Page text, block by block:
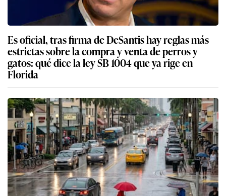
Es oficial, tras firma de DeSantis hay reglas más
estrictas sobre la compra y venta de perros y
gatos: qué dice la ley SB 1004 que ya rige en
Florida